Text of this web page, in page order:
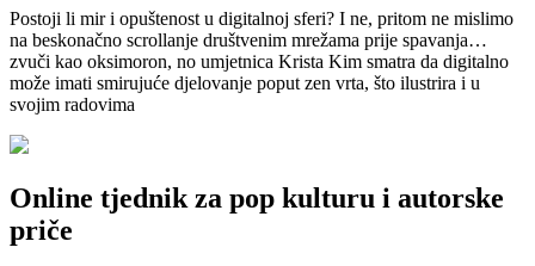
Postoji li mir i opuštenost u digitalnoj sferi? I ne, pritom ne mislimo
na beskonačno scrollanje društvenim mrežama prije spavanja…
zvuči kao oksimoron, no umjetnica Krista Kim smatra da digitalno
može imati smirujuće djelovanje poput zen vrta, što ilustrira i u
svojim radovima
Online tjednik za pop kulturu i autorske
priče